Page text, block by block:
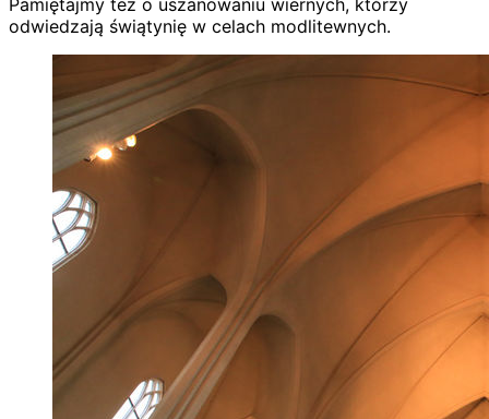
odwiedzają świątynię w celach modlitewnych.